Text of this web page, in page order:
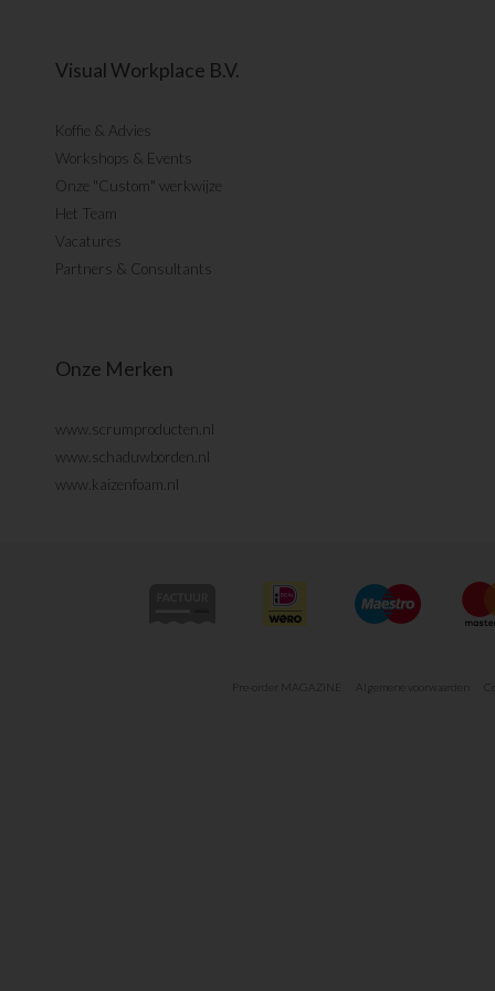
Visual Workplace B.V.
Koffie & Advies
Workshops & Events
Onze "Custom" werkwijze
Het Team
Vacatures
Partners & Consultants
Onze Merken
www.scrumproducten.nl
www.schaduwborden.nl
www.kaizenfoam.nl
Pre-order MAGAZINE Algemene voorwaarden